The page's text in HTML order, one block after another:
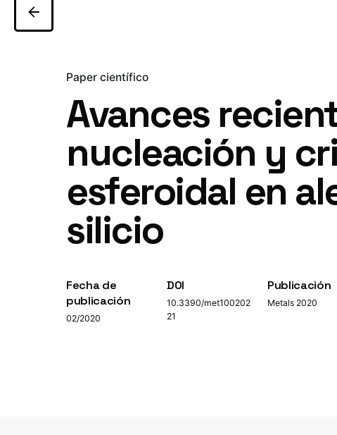
Paper científico
Avances
nucleación y
esferoidal en
silicio
Fecha de
publicación
02/2020
DOI
10.3390/met100202
21
Publicación
Metals 2020